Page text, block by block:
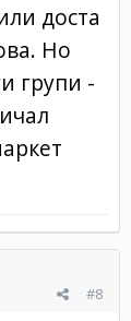
доста
Но
групи -
#8